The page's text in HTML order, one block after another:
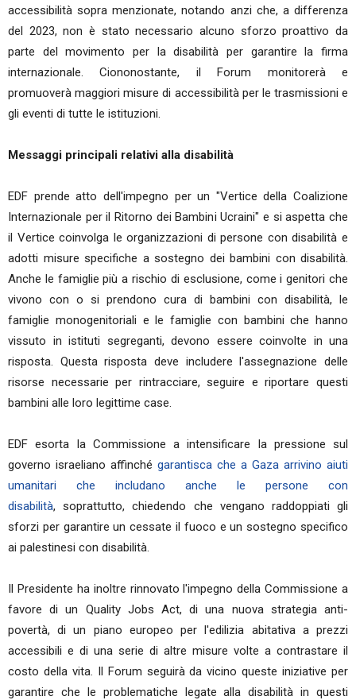
accessibilità sopra menzionate, notando anzi che, a differenza
del 2023, non è stato necessario alcuno sforzo proattivo da
parte del movimento per la disabilità per garantire la firma
internazionale. Ciononostante, il Forum monitorerà e
promuoverà maggiori misure di accessibilità per le trasmissioni e
gli eventi di tutte le istituzioni.
Messaggi principali relativi alla disabilità
EDF prende atto dell'impegno per un "Vertice della Coalizione
Internazionale per il Ritorno dei Bambini Ucraini" e si aspetta che
il Vertice coinvolga le organizzazioni di persone con disabilità e
adotti misure specifiche a sostegno dei bambini con disabilità.
Anche le famiglie più a rischio di esclusione, come i genitori che
vivono con o si prendono cura di bambini con disabilità, le
famiglie monogenitoriali e le famiglie con bambini che hanno
vissuto in istituti segreganti, devono essere coinvolte in una
risposta. Questa risposta deve includere l'assegnazione delle
risorse necessarie per rintracciare, seguire e riportare questi
bambini alle loro legittime case.
EDF esorta la Commissione a intensificare la pressione sul
governo israeliano affinché garantisca che a Gaza arrivino aiuti
umanitari che includano anche le persone con
disabilità, soprattutto, chiedendo che vengano raddoppiati gli
sforzi per garantire un cessate il fuoco e un sostegno specifico
ai palestinesi con disabilità.
Il Presidente ha inoltre rinnovato l'impegno della Commissione a
favore di un Quality Jobs Act, di una nuova strategia anti-
povertà, di un piano europeo per l'edilizia abitativa a prezzi
accessibili e di una serie di altre misure volte a contrastare il
costo della vita. Il Forum seguirà da vicino queste iniziative per
garantire che le problematiche legate alla disabilità in questi